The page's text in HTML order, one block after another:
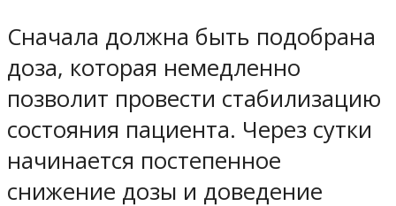
Сначала должна быть подобрана
доза, которая немедленно
позволит провести стабилизацию
состояния пациента. Через сутки
начинается постепенное
снижение дозы и доведение